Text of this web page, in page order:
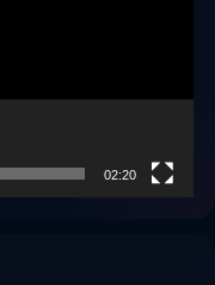
02:20